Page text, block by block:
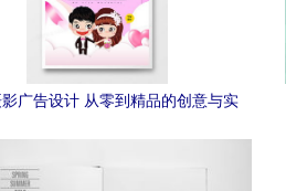
广告设计 从零到精品的创意与实